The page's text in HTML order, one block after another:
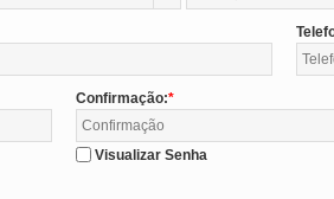
Confirmação:
Visualizar Senha